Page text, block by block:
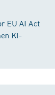
EU AI Act
KI-